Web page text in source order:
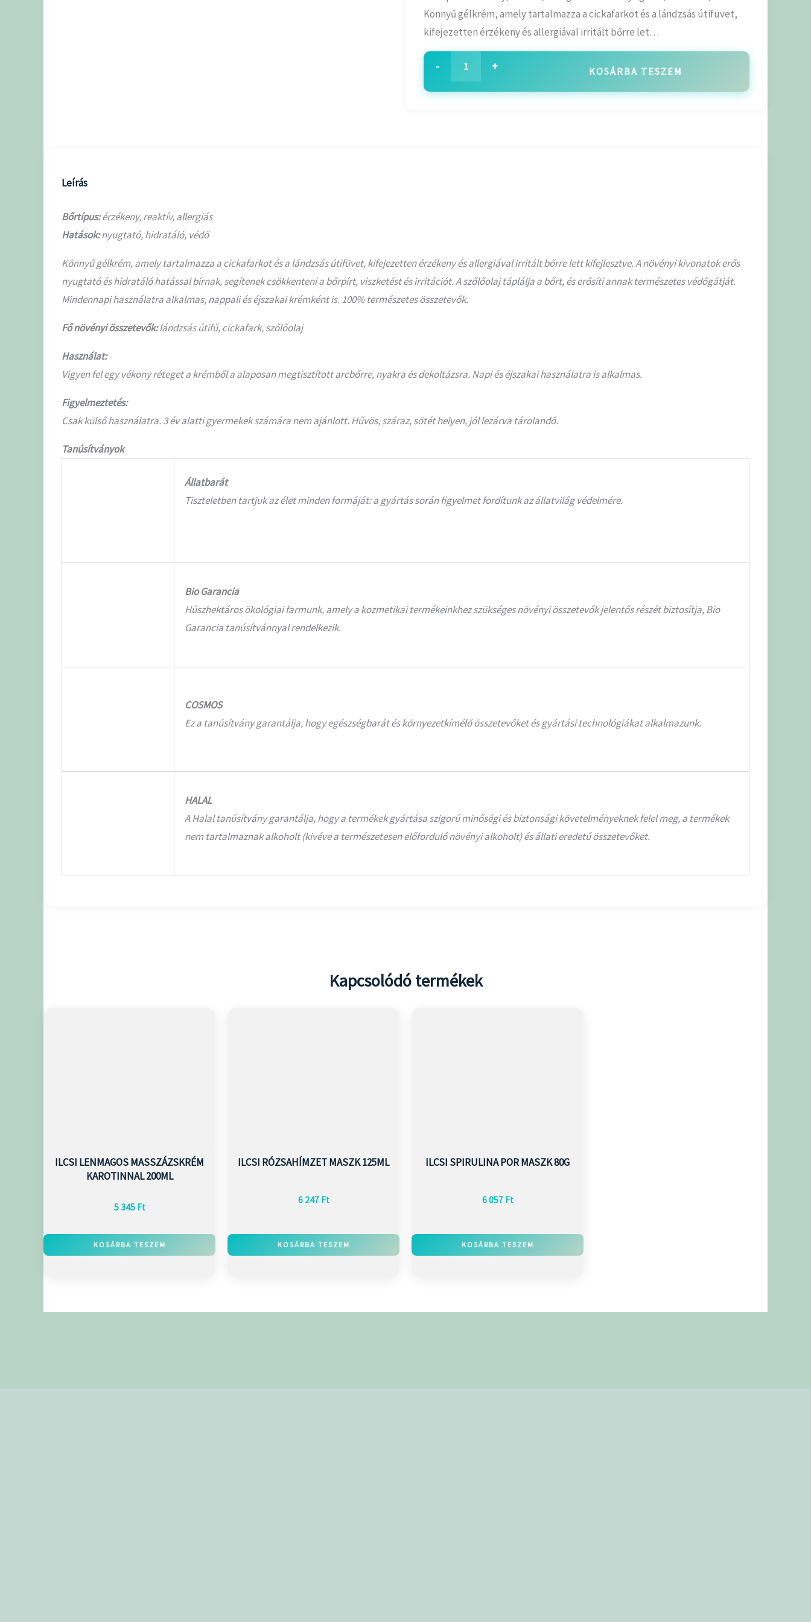
Könnyű gélkrém, amely tartalmazza a cickafarkot és a lándzsás útifüvet,
kifejezetten érzékeny és allergiával irritált bőrre let…
- + KOSÁRBA TESZEM
Leírás
Bőrtípus:érzékeny, reaktív, allergiás
Hatások:nyugtató, hidratáló, védő
Könnyű gélkrém, amely tartalmazza a cickafarkot és a lándzsás útifüvet, kifejezetten érzékeny és allergiával irritált bőrre lett kifejlesztve. A növényi kivonatok erős
nyugtató és hidratáló hatással bírnak, segítenek csökkenteni a bőrpírt, viszketést és irritációt. A szőlőolaj táplálja a bőrt, és erősíti annak természetes védőgátját.
Mindennapi használatra alkalmas, nappali és éjszakai krémként is. 100% természetes összetevők.
Fő növényi összetevők:lándzsás útifű, cickafark, szőlőolaj
Használat:
Vigyen fel egy vékony réteget a krémből a alaposan megtisztított arcbőrre, nyakra és dekoltázsra. Napi és éjszakai használatra is alkalmas.
Figyelmeztetés:
Csak külső használatra. 3 év alatti gyermekek számára nem ajánlott. Hűvös, száraz, sötét helyen, jól lezárva tárolandó.
Tanúsítványok
Állatbarát
Tiszteletben tartjuk az élet minden formáját: a gyártás során figyelmet fordítunk az állatvilág védelmére.
Bio Garancia
Húszhektáros ökológiai farmunk, amely a kozmetikai termékeinkhez szükséges növényi összetevők jelentős részét biztosítja, Bio
Garancia tanúsítvánnyal rendelkezik.
COSMOS
Ez a tanúsítvány garantálja, hogy egészségbarát és környezetkímélő összetevőket és gyártási technológiákat alkalmazunk.
HALAL
A Halal tanúsítvány garantálja, hogy a termékek gyártása szigorú minőségi és biztonsági követelményeknek felel meg, a termékek
nem tartalmaznak alkoholt (kivéve a természetesen előforduló növényi alkoholt) és állati eredetű összetevőket.
Kapcsolódó termékek
ILCSI LENMAGOS MASSZÁZSKRÉM
KAROTINNAL 200ML
5 345 Ft
KOSÁRBA TESZEM
ILCSI RÓZSAHÍMZET MASZK 125ML
6 247 Ft
KOSÁRBA TESZEM
ILCSI SPIRULINA POR MASZK 80G
6 057 Ft
KOSÁRBA TESZEM